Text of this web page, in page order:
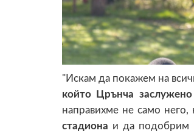
"Искам да покажем на
който Црънча
направихме не само
стадиона и да подобрим